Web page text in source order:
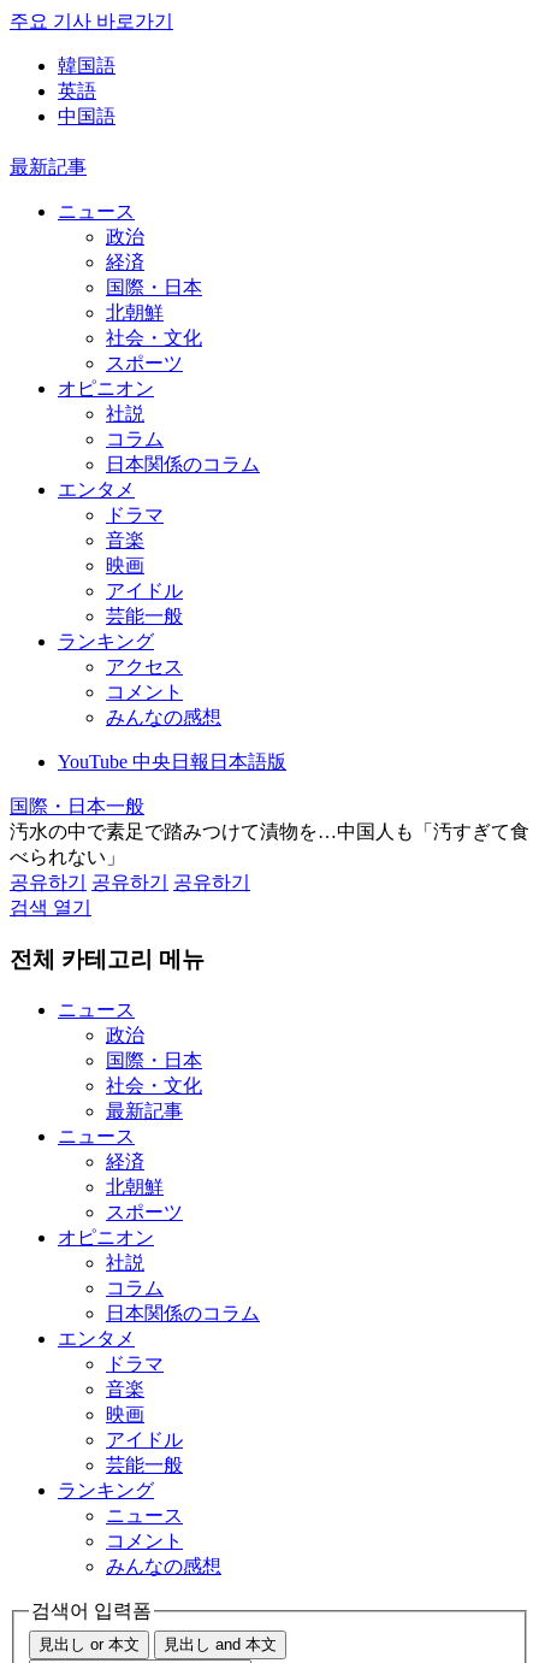
주요 기사 바로가기
韓国語
英語
中国語
最新記事
ニュース
政治
経済
国際・日本
北朝鮮
社会・文化
スポーツ
オピニオン
社説
コラム
日本関係のコラム
エンタメ
ドラマ
音楽
映画
アイドル
芸能一般
ランキング
アクセス
コメント
みんなの感想
YouTube 中央日報日本語版
国際・日本一般
汚水の中で素足で踏みつけて漬物を…中国人も「汚すぎて食
べられない」
공유하기
공유하기
공유하기
검색 열기
전체 카테고리 메뉴
ニュース
政治
国際・日本
社会・文化
最新記事
ニュース
経済
北朝鮮
スポーツ
オピニオン
社説
コラム
日本関係のコラム
エンタメ
ドラマ
音楽
映画
アイドル
芸能一般
ランキング
ニュース
コメント
みんなの感想
검색어 입력폼
見出し or 本文 見出し and 本文